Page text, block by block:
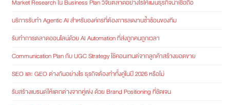
Market Research ใน Business Plan วิจัยตลาดอย่างไรให้แผนธุรกิจน่าเชื่อถือ
บริการรับทำ Agentic AI สำหรับองค์กรที่ต้องการลดงานซ้ำซ้อนของทีม
รับทำการตลาดออนไลน์ด้วย AI Automation ที่ส่งถูกคนถูกเวลา
Communication Plan กับ UGC Strategy ใช้คอนเทนต์จากลูกค้าสร้างยอดขาย
SEO และ GEO ต่างกันอย่างไร ธุรกิจต้องทำทั้งคู่ในปี 2026 หรือไม่
รับสร้างแบรนด์ให้แตกต่างจากคู่แข่ง ด้วย Brand Positioning ที่ชัดเจน